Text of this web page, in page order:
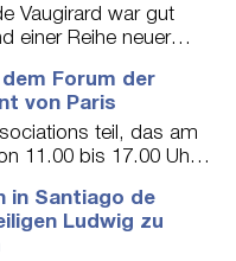
Vaugirard war gut
einer Reihe neuer
sie motiviert hatte. In
Forum der
von Paris
teil, das am
11.00 bis 17.00 Uhr
in Santiago de
Ludwig zu